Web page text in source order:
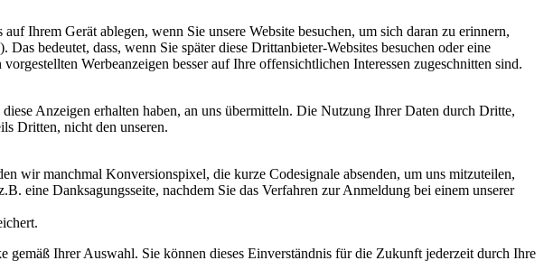
Ihrem Gerät ablegen, wenn Sie unsere Website besuchen, um sich daran zu erinnern,
bedeutet, dass, wenn Sie später diese Drittanbieter-Websites besuchen oder eine
Werbeanzeigen besser auf Ihre offensichtlichen Interessen zugeschnitten sind.
Anzeigen erhalten haben, an uns übermitteln. Die Nutzung Ihrer Daten durch Dritte,
Dritten, nicht den unseren.
wir manchmal Konversionspixel, die kurze Codesignale absenden, um uns mitzuteilen,
eine Danksagungsseite, nachdem Sie das Verfahren zur Anmeldung bei einem unserer
Ihrer Auswahl. Sie können dieses Einverständnis für die Zukunft jederzeit durch Ihre